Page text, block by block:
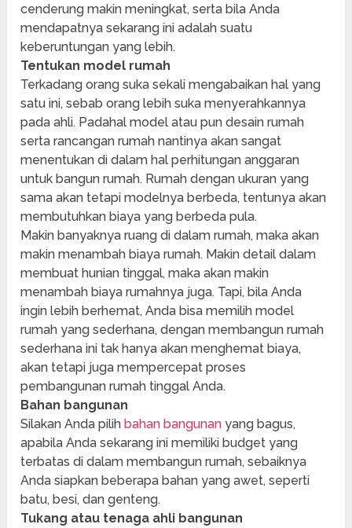
cenderung makin meningkat, serta bila Anda
mendapatnya sekarang ini adalah suatu
keberuntungan yang lebih.
Tentukan model rumah
Terkadang orang suka sekali mengabaikan hal yang
satu ini, sebab orang lebih suka menyerahkannya
pada ahli. Padahal model atau pun desain rumah
serta rancangan rumah nantinya akan sangat
menentukan di dalam hal perhitungan anggaran
untuk bangun rumah. Rumah dengan ukuran yang
sama akan tetapi modelnya berbeda, tentunya akan
membutuhkan biaya yang berbeda pula.
Makin banyaknya ruang di dalam rumah, maka akan
makin menambah biaya rumah. Makin detail dalam
membuat hunian tinggal, maka akan makin
menambah biaya rumahnya juga. Tapi, bila Anda
ingin lebih berhemat, Anda bisa memilih model
rumah yang sederhana, dengan membangun rumah
sederhana ini tak hanya akan menghemat biaya,
akan tetapi juga mempercepat proses
pembangunan rumah tinggal Anda.
Bahan bangunan
Silakan Anda pilihbahan bangunan yang bagus,
apabila Anda sekarang ini memiliki budget yang
terbatas di dalam membangun rumah, sebaiknya
Anda siapkan beberapa bahan yang awet, seperti
batu, besi, dan genteng.
Tukang atau tenaga ahli bangunan